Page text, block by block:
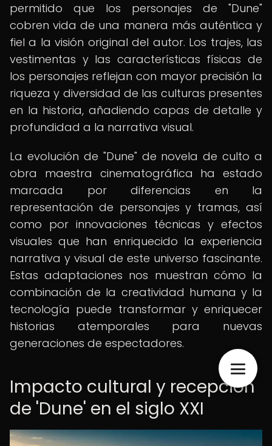
permitido que los personajes de "Dune"
cobren vida de una manera más auténtica y
fiel a la visión original del autor. Los trajes, las
vestimentas y las características físicas de
los personajes reflejan con mayor precisión la
riqueza y diversidad de las culturas presentes
en la historia, añadiendo capas de detalle y
profundidad a la narrativa visual.
La evolución de "Dune" de novela de culto a
obra maestra cinematográfica ha estado
marcada por diferencias en la
representación de personajes y tramas, así
como por innovaciones técnicas y efectos
visuales que han enriquecido la experiencia
narrativa y visual de este universo fascinante.
Estas adaptaciones nos muestran cómo la
combinación de la creatividad humana y la
tecnología puede transformar y enriquecer
historias atemporales para nuevas
generaciones de espectadores.
Impacto cultural y recepción
de 'Dune' en el siglo XXI